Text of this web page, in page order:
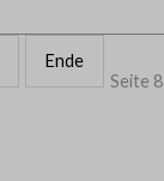
Ende
Seite